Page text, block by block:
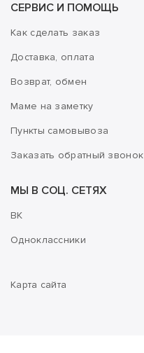
СЕРВИС И ПОМОЩЬ
Как сделать заказ
Доставка, оплата
Возврат, обмен
Маме на заметку
Пункты самовывоза
Заказать обратный звонок
МЫ В СОЦ. СЕТЯХ
ВК
Одноклассники
Карта сайта